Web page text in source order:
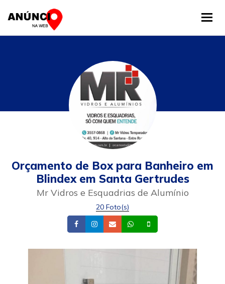
Orçamento de Box para Banheiro em
Blindex em Santa Gertrudes
Mr Vidros e Esquadrias de Alumínio
20 Foto(s)
FacebookInstagram
Email Whatsapp